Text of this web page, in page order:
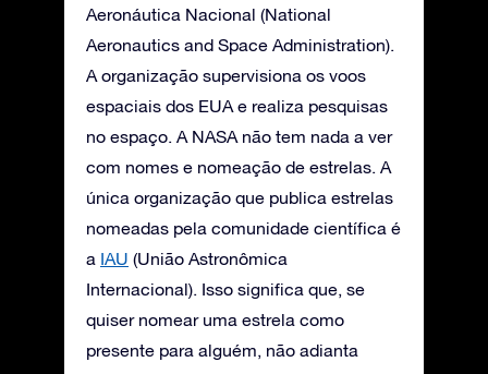
Aeronáutica Nacional (National
Aeronautics and Space Administration).
A organização supervisiona os voos
espaciais dos EUA e realiza pesquisas
no espaço. A NASA não tem nada a ver
com nomes e nomeação de estrelas. A
única organização que publica estrelas
nomeadas pela comunidade científica é
a IAU (União Astronômica
Internacional). Isso significa que, se
quiser nomear uma estrela como
presente para alguém, não adianta